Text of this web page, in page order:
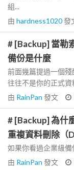
組...
由 hardness1020發
# [Backup] 當勒
備份是什麼
前面幾篇提過一個
往往不是你的正式資
由 RainPan 發文
# [Backup] 為什
重複資料刪除（
如果你看過企業級
由 RainPan 發文